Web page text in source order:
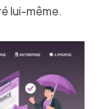
lui-même.